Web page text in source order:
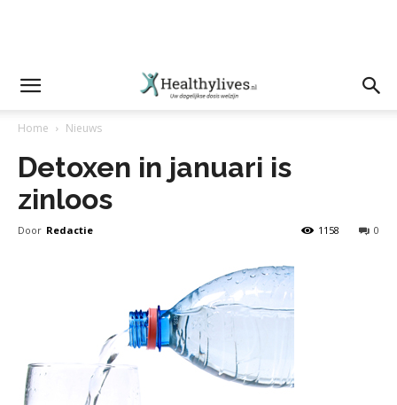
Home Nieuws
Detoxen in januari is
zinloos
Door Redactie 0
1158